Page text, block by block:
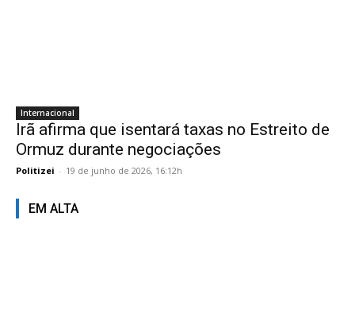
Internacional
Irã afirma que isentará taxas no Estreito de
Ormuz durante negociações
Politizei - 19 de junho de 2026, 16:12h
EM ALTA